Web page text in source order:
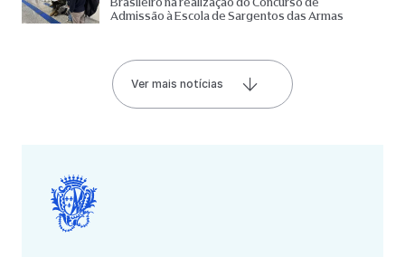
Admissão à Escola de Sargentos das Armas
Ver mais notícias